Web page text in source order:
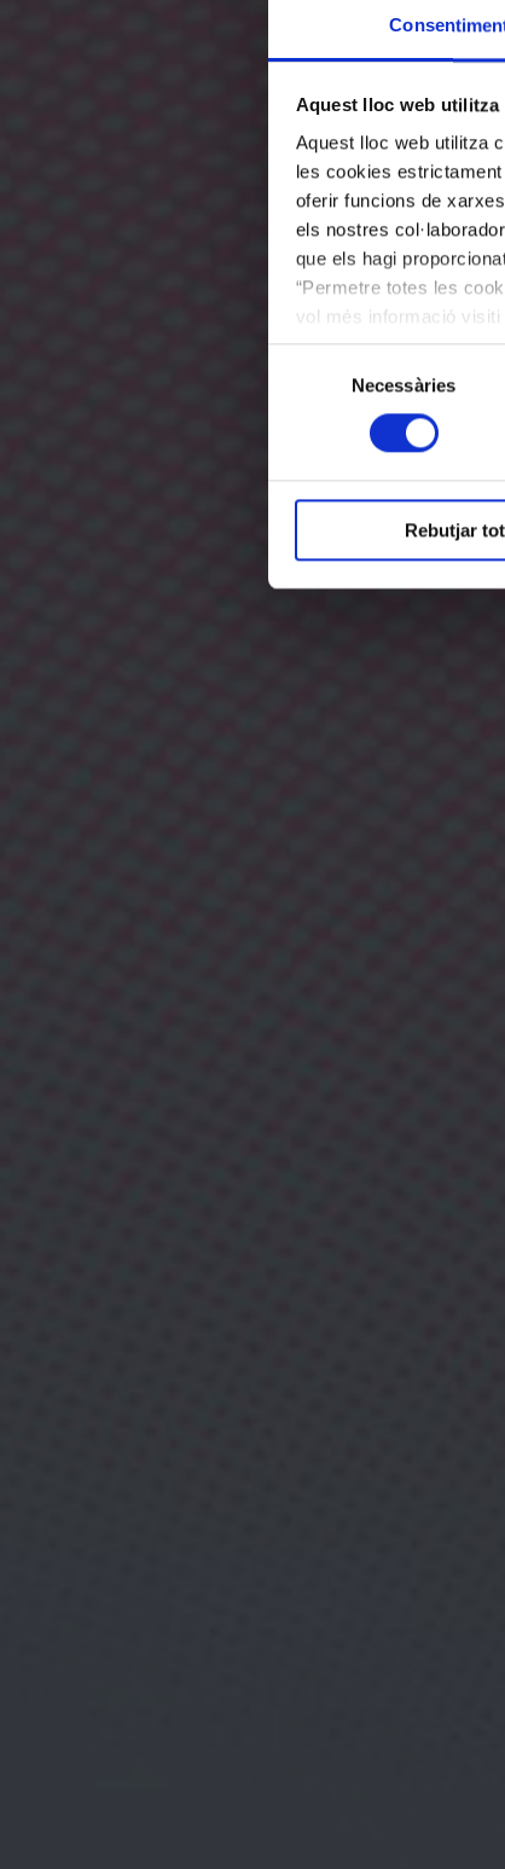
Aquest lloc web utilitza
Aquest lloc web utilitza
les cookies
oferir funcions de
els nostres
que els hagi
“Permetre totes les
vol més informació
les cookies en
consentiment
Necessàries
Rebutjar